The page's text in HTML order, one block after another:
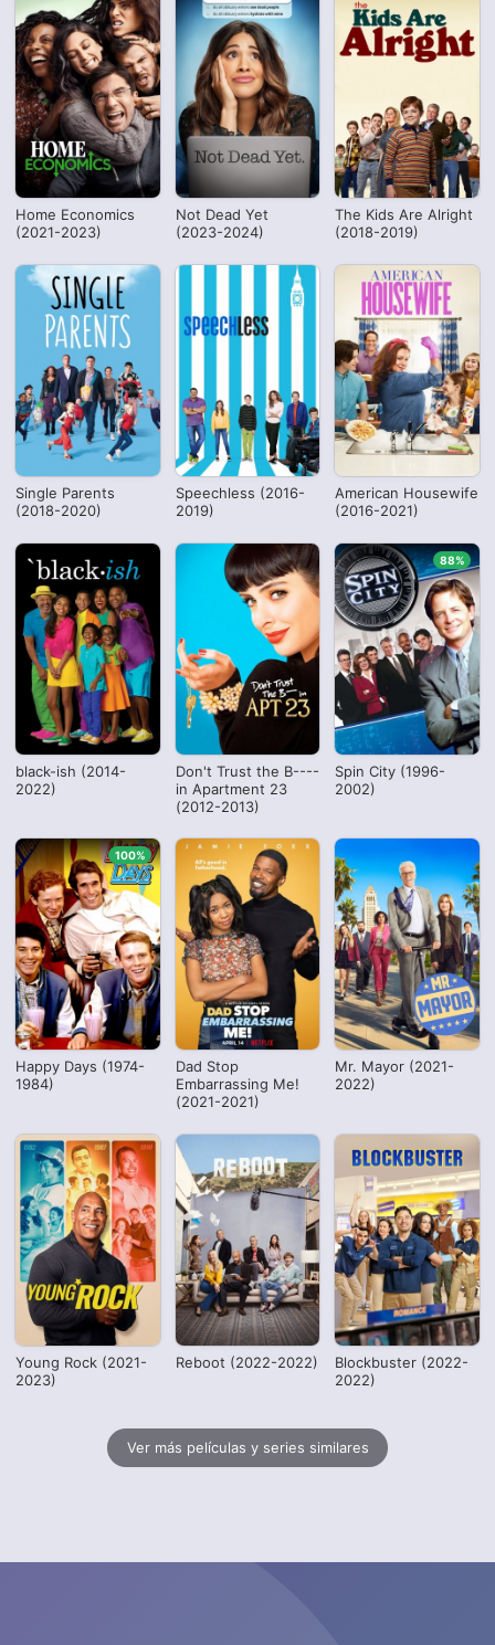
Home Economics
(2021-2023)
Not Dead Yet
(2023-2024)
The Kids Are Alright
(2018-2019)
Single Parents
(2018-2020)
Speechless (2016-
2019)
American Housewife
(2016-2021)
black-ish (2014-
2022)
Don't Trust the B----
in Apartment 23
(2012-2013)
Spin City (1996-
2002)
88%
Happy Days (1974-
1984)
100%
Dad Stop
Embarrassing Me!
(2021-2021)
Mr. Mayor (2021-
2022)
Young Rock (2021-
2023)
Reboot (2022-2022)
Blockbuster (2022-
2022)
Ver más películas y series similares